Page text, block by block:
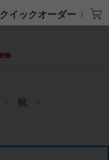
クイックオーダー
靴